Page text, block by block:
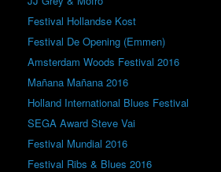
Festival Hollandse Kost
Festival De Opening (Emmen)
Amsterdam Woods Festival 2016
Mañana Mañana 2016
Holland International Blues Festival
SEGA Award Steve Vai
Festival Mundial 2016
Festival Ribs & Blues 2016